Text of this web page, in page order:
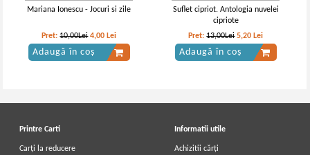
Mariana Ionescu - Jocuri si zile
Pret:10,00Lei 4,00 Lei
Adaugă în coș
Suflet cipriot. Antologia nuvelei
cipriote
Pret:13,00Lei 5,20 Lei
Adaugă în coș
Printre Carti
Carți la reducere
Informatii utile
Achizitii cărți